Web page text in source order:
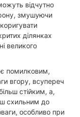
відчутно
змушуючи
ділянках
великого
є помилковим,
вгору, всупереч
стійким, а,
схильним до
особливо при